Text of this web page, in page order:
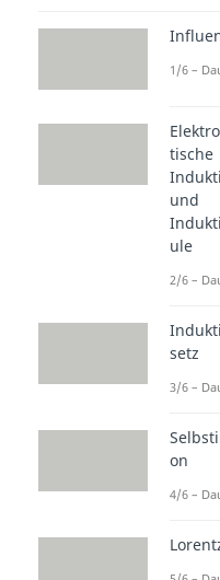
Was
sie
1/6 –
tische
und
ule
2/6 –
setz
3/6 –
on
4/6 –